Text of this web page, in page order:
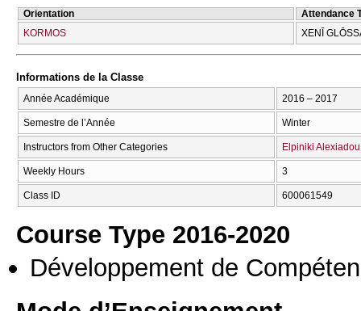
Orientation
Attendance
KORMOS
XENĪ
Informations de la Classe
Année Académique 2016 – 2017
Semestre de l’Année Winter
Instructors from Other Categories Elpiniki Alexiadou
Weekly Hours 3
Class ID 600061549
Course Type 2016-2020
Développement de